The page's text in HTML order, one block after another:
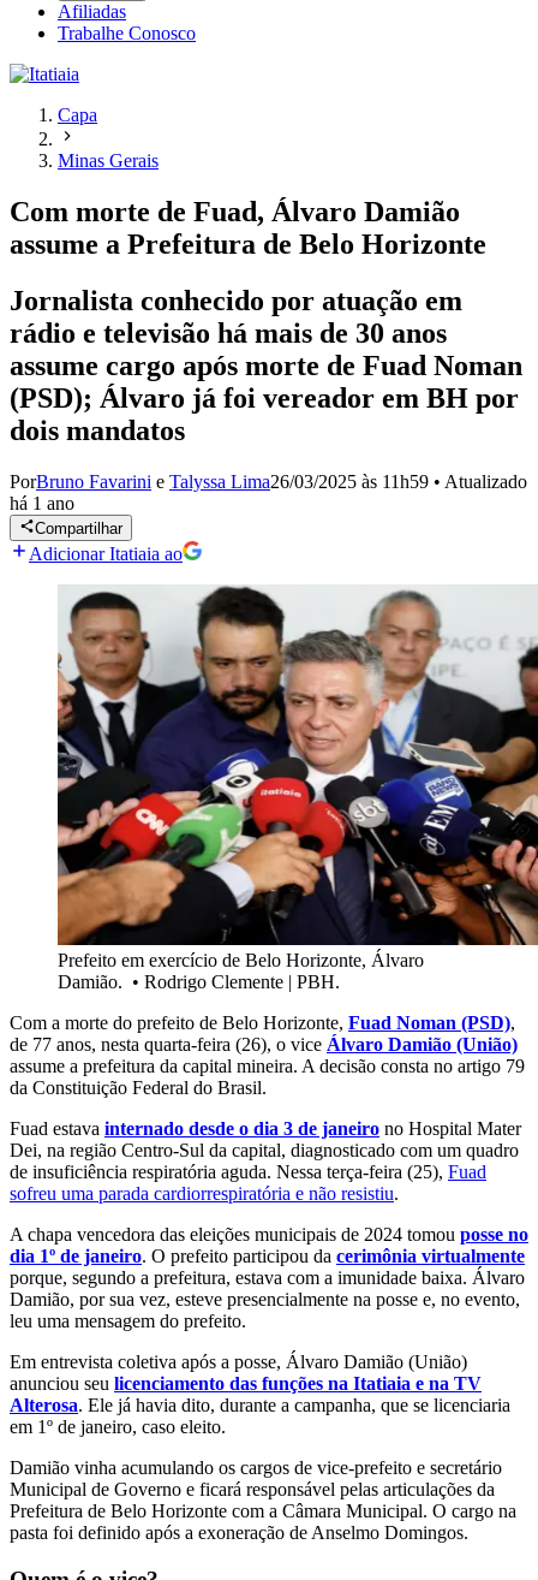
Afiliadas
Trabalhe Conosco
Capa
Minas Gerais
Com morte de Fuad, Álvaro Damião
assume a Prefeitura de Belo Horizonte
Jornalista conhecido por atuação em
rádio e televisão há mais de 30 anos
assume cargo após morte de Fuad Noman
(PSD); Álvaro já foi vereador em BH por
dois mandatos
PorBruno Favarini e Talyssa Lima26/03/2025 às 11h59 • Atualizado
há 1 ano
Compartilhar
Adicionar Itatiaia ao
Prefeito em exercício de Belo Horizonte, Álvaro
Damião. • Rodrigo Clemente | PBH.
Com a morte do prefeito de Belo Horizonte, Fuad Noman (PSD),
de 77 anos, nesta quarta-feira (26), o vice Álvaro Damião (União)
assume a prefeitura da capital mineira. A decisão consta no artigo 79
da Constituição Federal do Brasil.
Fuad estava internado desde o dia 3 de janeiro no Hospital Mater
Dei, na região Centro-Sul da capital, diagnosticado com um quadro
de insuficiência respiratória aguda. Nessa terça-feira (25), Fuad
sofreu uma parada cardiorrespiratória e não resistiu.
A chapa vencedora das eleições municipais de 2024 tomou posse no
dia 1º de janeiro. O prefeito participou da cerimônia virtualmente
porque, segundo a prefeitura, estava com a imunidade baixa. Álvaro
Damião, por sua vez, esteve presencialmente na posse e, no evento,
leu uma mensagem do prefeito.
Em entrevista coletiva após a posse, Álvaro Damião (União)
anunciou seu licenciamento das funções na Itatiaia e na TV
Alterosa. Ele já havia dito, durante a campanha, que se licenciaria
em 1º de janeiro, caso eleito.
Damião vinha acumulando os cargos de vice-prefeito e secretário
Municipal de Governo e ficará responsável pelas articulações da
Prefeitura de Belo Horizonte com a Câmara Municipal. O cargo na
pasta foi definido após a exoneração de Anselmo Domingos.